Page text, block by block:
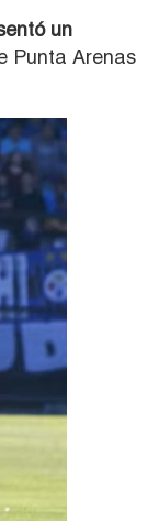
un
Punta Arenas